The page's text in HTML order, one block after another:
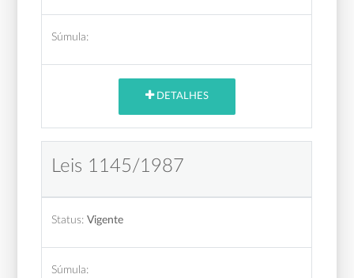
Súmula:
DETALHES
Leis 1145/1987
Status: Vigente
Súmula: